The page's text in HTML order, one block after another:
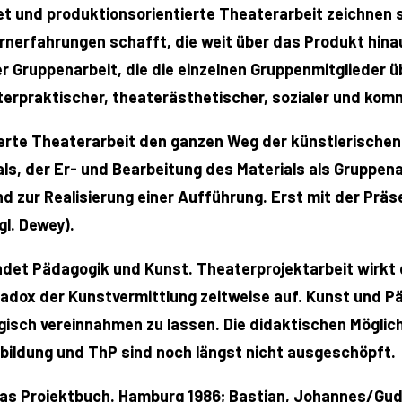
produktionsorientierte Theaterarbeit zeichnen
schafft, die weit über das Produkt
die die einzelnen Gruppenmitglieder
theaterästhetischer, sozialer und
Theaterarbeit den ganzen Weg der
der Er- und Bearbeitung des Materials als
zur Realisierung einer Aufführung. Erst mit der
Dewey).
Pädagogik und Kunst. Theaterprojektarbeit
der Kunstvermittlung zeitweise auf. Kunst und
vereinnahmen zu lassen. Die didaktischen
und ThP sind noch längst nicht ausgeschöpft.
Projektbuch. Hamburg 1986; Bastian, Johannes/